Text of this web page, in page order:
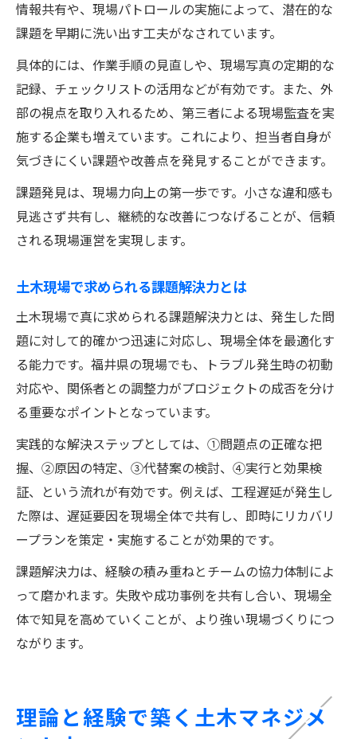
情報共有や、現場パトロールの実施によって、潜在的な
課題を早期に洗い出す工夫がなされています。
具体的には、作業手順の見直しや、現場写真の定期的な
記録、チェックリストの活用などが有効です。また、外
部の視点を取り入れるため、第三者による現場監査を実
施する企業も増えています。これにより、担当者自身が
気づきにくい課題や改善点を発見することができます。
課題発見は、現場力向上の第一歩です。小さな違和感も
見逃さず共有し、継続的な改善につなげることが、信頼
される現場運営を実現します。
土木現場で求められる課題解決力とは
土木現場で真に求められる課題解決力とは、発生した問
題に対して的確かつ迅速に対応し、現場全体を最適化す
る能力です。福井県の現場でも、トラブル発生時の初動
対応や、関係者との調整力がプロジェクトの成否を分け
る重要なポイントとなっています。
実践的な解決ステップとしては、①問題点の正確な把
握、②原因の特定、③代替案の検討、④実行と効果検
証、という流れが有効です。例えば、工程遅延が発生し
た際は、遅延要因を現場全体で共有し、即時にリカバリ
ープランを策定・実施することが効果的です。
課題解決力は、経験の積み重ねとチームの協力体制によ
って磨かれます。失敗や成功事例を共有し合い、現場全
体で知見を高めていくことが、より強い現場づくりにつ
ながります。
理論と経験で築く土木マネジメ